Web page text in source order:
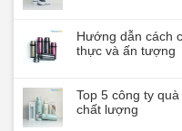
Hướng dẫn cách
thực và ấn tượng
Top 5 công ty
chất lượng